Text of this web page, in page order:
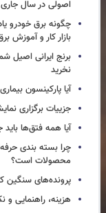
اصولی در سال جاری
چگونه برق خودرو
بازار کار و آموزش
برنج ایرانی اصیل
نخرید
آیا پارکینسون
جزییات برگزاری نمایشگاه
آیا همه فتق‌ها
چرا بسته‌ بندی
محصولات است؟
پرونده‌های سنگین
هزینه، راهنمایی و